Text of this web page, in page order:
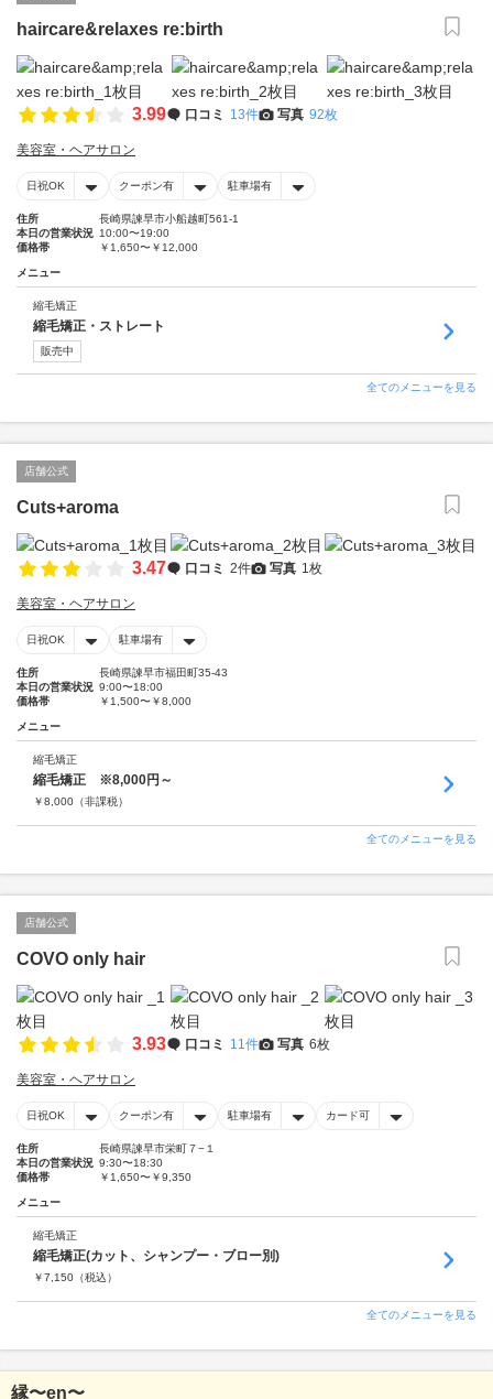
haircare&relaxes re:birth
3.99 口コミ 13件 写真 92枚
美容室・ヘアサロン
日祝OK クーポン有 駐車場有
住所
長崎県諫早市小船越町561-1
本日の営業状況 10:00〜19:00
価格帯
￥1,650〜￥12,000
メニュー
縮毛矯正
縮毛矯正・ストレート
販売中
全てのメニューを見る
店舗公式
Cuts+aroma
3.47 口コミ 2件 写真 1枚
美容室・ヘアサロン
日祝OK 駐車場有
住所
長崎県諫早市福田町35-43
本日の営業状況 9:00〜18:00
価格帯
￥1,500〜￥8,000
メニュー
縮毛矯正
縮毛矯正 ※8,000円～
￥8,000 （非課税）
全てのメニューを見る
店舗公式
COVO only hair
3.93 口コミ 11件 写真 6枚
美容室・ヘアサロン
日祝OK クーポン有 駐車場有 カード可
住所
長崎県諫早市栄町７−１
本日の営業状況 9:30〜18:30
価格帯
￥1,650〜￥9,350
メニュー
縮毛矯正
縮毛矯正(カット、シャンプー・ブロー別)
￥7,150 （税込）
全てのメニューを見る
縁〜en〜